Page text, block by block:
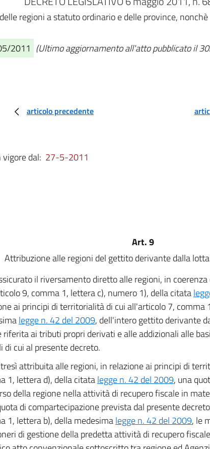
regioni a statuto ordinario e delle province,
2011 (Ultimo aggiornamento all'atto pubblicato il
articolo precedente
vigore dal: 27-5-2011
Art. 9
Attribuzione alle regioni del gettito derivante dalla
il riversamento diretto alle regioni, in
9, comma 1, lettera c), numero 1), della citata
ai principi di territorialità di cui all'articolo 7, comma
legge n. 42 del 2009, dell'intero gettito derivante
riferita ai tributi propri derivati e alle addizionali alle
di cui al presente decreto.
attribuita alle regioni, in relazione ai principi di
1, lettera d), della citatalegge n. 42 del 2009, una
della regione nella attività di recupero fiscale in
di compartecipazione prevista dal presente
1, lettera b), della medesimalegge n. 42 del 2009, le
di gestione della predetta attività di recupero